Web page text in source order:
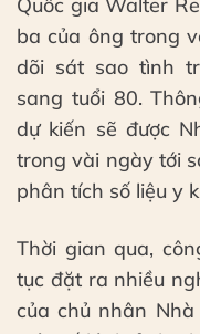
Quốc gia Walter
ba của ông trong
dõi sát sao tình
sang tuổi 80.
dự kiến sẽ được
trong vài ngày tới
phân tích số liệu y
Thời gian qua,
tục đặt ra nhiều
của chủ nhân